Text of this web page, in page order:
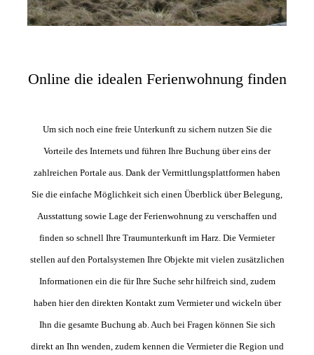
Online die idealen Ferienwohnung finden
Um sich noch eine freie Unterkunft zu sichern nutzen Sie die
Vorteile des Internets und führen Ihre Buchung über eins der
zahlreichen Portale aus. Dank der Vermittlungsplattformen haben
Sie die einfache Möglichkeit sich einen Überblick über Belegung,
Ausstattung sowie Lage der Ferienwohnung zu verschaffen und
finden so schnell Ihre Traumunterkunft im Harz. Die Vermieter
stellen auf den Portalsystemen Ihre Objekte mit vielen zusätzlichen
Informationen ein die für Ihre Suche sehr hilfreich sind, zudem
haben hier den direkten Kontakt zum Vermieter und wickeln über
Ihn die gesamte Buchung ab. Auch bei Fragen können Sie sich
direkt an Ihn wenden, zudem kennen die Vermieter die Region und